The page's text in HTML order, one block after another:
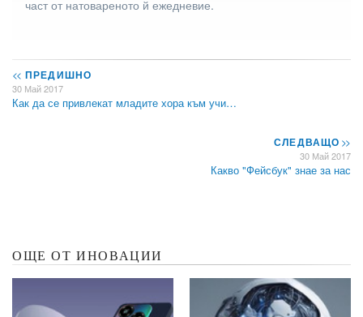
част от натовареното й ежедневие.
<< ПРЕДИШНО
30 Май 2017
Как да се привлекат младите хора към учи…
СЛЕДВАЩО>>
30 Май 2017
Какво "Фейсбук" знае за нас
ОЩЕ ОТ ИНОВАЦИИ